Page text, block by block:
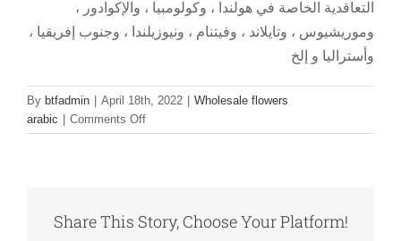
التعاقدية الخاصة في هولندا ، وكولومبيا ، والإكوادور ،
وموريشيوس ، وتايلاند ، وفيتنام ، ونيوزيلندا ، وجنوب إفريقيا ،
وأستراليا و إلخ
By btfadmin April 18th, 2022
Wholesale flowers
arabic
Comments Offon
من
تيلوب
Share This Story, Choose Your Platform!